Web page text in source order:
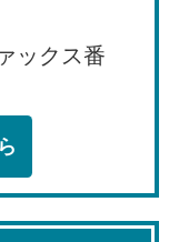
ックス番